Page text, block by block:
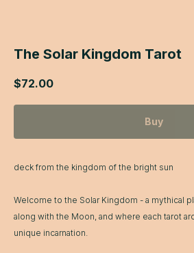
The Solar Kingdom Tarot
$72.00
Buy
deck from the kingdom of the bright sun
Welcome to the Solar Kingdom - a mythical
along with the Moon, and where each tarot
unique incarnation.